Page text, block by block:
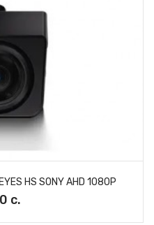
HS SONY AHD 1080P
с.